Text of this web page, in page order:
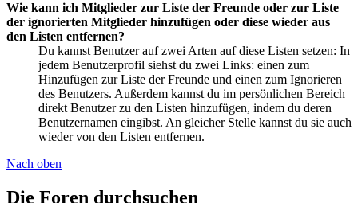
Wie kann ich Mitglieder zur Liste der Freunde oder zur Liste
der ignorierten Mitglieder hinzufügen oder diese wieder aus
den Listen entfernen?
Du kannst Benutzer auf zwei Arten auf diese Listen setzen: In
jedem Benutzerprofil siehst du zwei Links: einen zum
Hinzufügen zur Liste der Freunde und einen zum Ignorieren
des Benutzers. Außerdem kannst du im persönlichen Bereich
direkt Benutzer zu den Listen hinzufügen, indem du deren
Benutzernamen eingibst. An gleicher Stelle kannst du sie auch
wieder von den Listen entfernen.
Nach oben
Die Foren durchsuchen